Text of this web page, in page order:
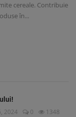
cereale. Contribuie
în...
2024 0 1348